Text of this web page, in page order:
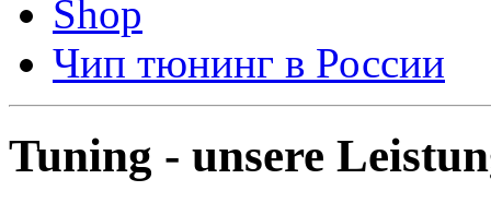
Shop
Чип тюнинг в России
Tuning - unsere